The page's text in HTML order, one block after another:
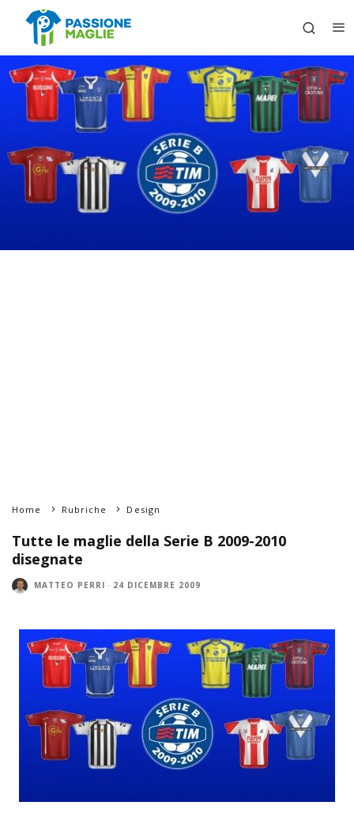
Home Rubriche Design
Tutte le maglie della Serie B 2009-2010
disegnate
MATTEO PERRI · 24 DICEMBRE 2009